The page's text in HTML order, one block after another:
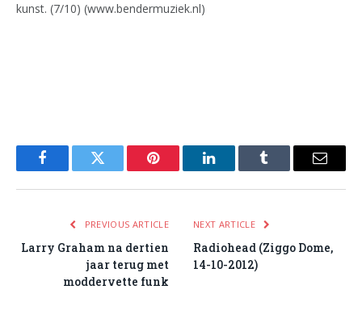
kunst. (7/10) (www.bendermuziek.nl)
FacebookTwitter Pinterest LinkedInTumblr Email
PREVIOUS ARTICLE
Larry Graham na dertien
jaar terug met
moddervette funk
NEXT ARTICLE
Radiohead (Ziggo Dome,
14-10-2012)